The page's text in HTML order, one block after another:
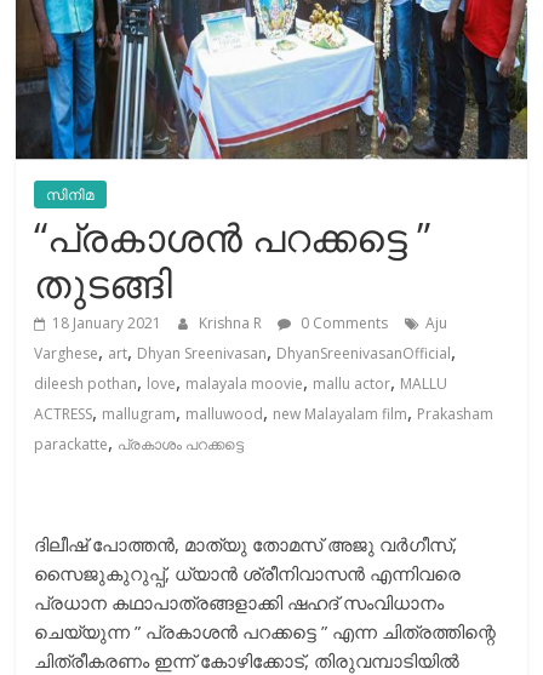
സിനിമ
“പ്രകാശൻ പറക്കട്ടെ ”
തുടങ്ങി
18 January 2021 Krishna R 0 Comments
Aju
Varghese, art, Dhyan Sreenivasan, DhyanSreenivasanOfficial,
dileesh pothan, love, malayala moovie, mallu actor, MALLU
ACTRESS, mallugram, malluwood, new Malayalam film, Prakasham
parackatte, പ്രകാശം പറക്കട്ടെ
ദിലീഷ് പോത്തൻ, മാത്യു തോമസ് അജു വർഗീസ്,
സൈജുകുറുപ്പ്, ധ്യാൻ ശ്രീനിവാസൻ എന്നിവരെ
പ്രധാന കഥാപാത്രങ്ങളാക്കി ഷഹദ് സംവിധാനം
ചെയ്യുന്ന ” പ്രകാശൻ പറക്കട്ടെ ” എന്ന ചിത്രത്തിന്റെ
ചിത്രീകരണം ഇന്ന് കോഴിക്കോട്, തിരുവമ്പാടിയില്‍